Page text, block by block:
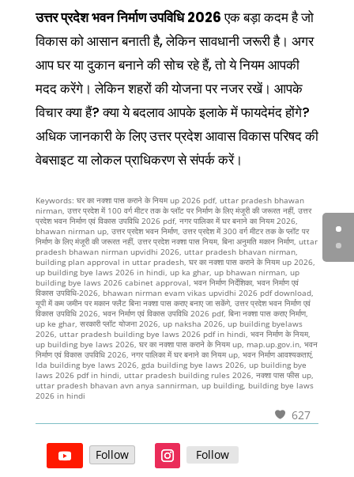
उत्तर प्रदेश भवन निर्माण उपविधि 2026एक बड़ा कदम है जो
विकास को आसान बनाती है, लेकिन सावधानी जरूरी है। अगर
आप घर या दुकान बनाने की सोच रहे हैं, तो ये नियम आपकी
मदद करेंगे। लेकिन शहरों की योजना पर नजर रखें। आपके
विचार क्या हैं? क्या ये बदलाव आपके इलाके में फायदेमंद होंगे?
अधिक जानकारी के लिए उत्तर प्रदेश आवास विकास परिषद की
वेबसाइट या लोकल प्राधिकरण से संपर्क करें।
Keywords: घर का नक्शा पास कराने के नियम up 2026 pdf, uttar pradesh bhawan
nirman, उत्तर प्रदेश में 100 वर्ग मीटर तक के प्लॉट पर निर्माण के लिए मंजूरी की जरूरत नहीं, उत्तर
प्रदेश भवन निर्माण एवं विकास उपविधि 2026 pdf, नगर पालिका में घर बनाने का नियम 2026,
bhawan nirman up, उत्तर प्रदेश भवन निर्माण, उत्तर प्रदेश में 300 वर्ग मीटर तक के प्लॉट पर
निर्माण के लिए मंजूरी की जरूरत नहीं, उत्तर प्रदेश नक्शा पास नियम, बिना अनुमति मकान निर्माण, uttar
pradesh bhawan nirman upvidhi 2026, uttar pradesh bhavan nirman,
building plan approval in uttar pradesh, घर का नक्शा पास कराने के नियम up 2026,
up building bye laws 2026 in hindi, up ka ghar, up bhawan nirman, up
building bye laws 2026 cabinet approval, भवन निर्माण निर्देशिका, भवन निर्माण एवं
विकास उपविधि-2026, bhawan nirman evam vikas upvidhi 2026 pdf download,
यूपी में कम जमीन पर मकान फ्लैट बिना नक्शा पास कराए बनाए जा सकेंगे, उत्तर प्रदेश भवन निर्माण एवं
विकास उपविधि 2026, भवन निर्माण एवं विकास उपविधि 2026 pdf, बिना नक्शा पास कराए निर्माण,
up ke ghar, सरकारी प्लॉट योजना 2026, up naksha 2026, up building byelaws
2026, uttar pradesh building bye laws 2026 pdf in hindi, भवन निर्माण के नियम,
up building bye laws 2026, घर का नक्शा पास कराने के नियम up, map.up.gov.in, भवन
निर्माण एवं विकास उपविधि 2026, नगर पालिका में घर बनाने का नियम up, भवन निर्माण आवश्यकताएं,
lda building bye laws 2026, gda building bye laws 2026, up building bye
laws 2026 pdf in hindi, uttar pradesh building rules 2026, नक्शा पास फीस up,
uttar pradesh bhavan avn anya sannirman, up building, building bye laws
2026 in hindi
627
Follow Follow